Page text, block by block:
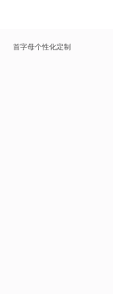
首字母个性化定制